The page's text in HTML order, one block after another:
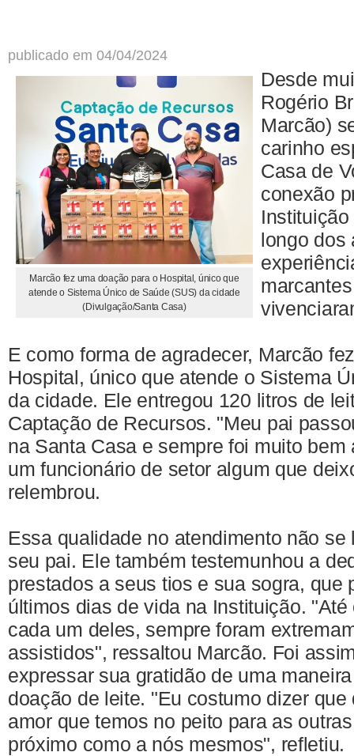
publicado em 04/04/2024
Marcão fez uma doação para o Hospital, único que
atende o Sistema Único de Saúde (SUS) da cidade
(Divulgação/Santa Casa)
Desde
Rogério
Marcão)
carinho
Casa de
conexão
longo dos
E como forma de agradecer, Marcão
Hospital, único que atende o Sistema
da cidade. Ele entregou 120 litros de
Captação de Recursos. "Meu pai
na Santa Casa e sempre foi muito
um funcionário de setor algum que
relembrou.
Essa qualidade no atendimento não
seu pai. Ele também testemunhou a
prestados a seus tios e sua sogra, que
últimos dias de vida na Instituição.
cada um deles, sempre foram
assistidos", ressaltou Marcão. Foi
expressar sua gratidão de uma
doação de leite. "Eu costumo dizer que
amor que temos no peito para as
próximo como a nós mesmos", refletiu.